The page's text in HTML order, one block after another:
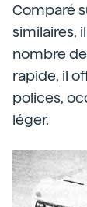
Comparé
similaires,
nombre
rapide, il
polices,
léger.